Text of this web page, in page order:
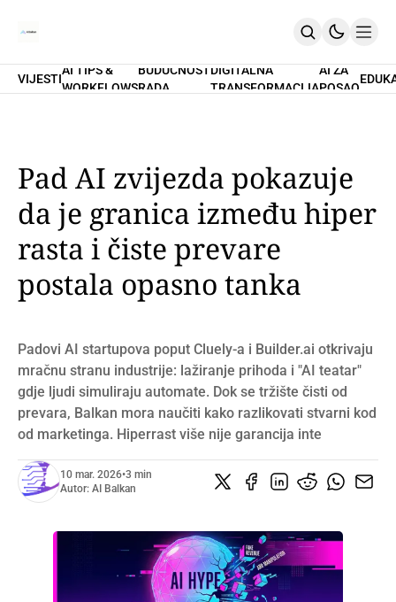
Home
PRETPLATI SE
VIJESTI
AI TIPS &
WORKFLOWS
BUDUĆNOST
RADA
DIGITALNA
TRANSFORMACIJA
AI ZA
POSAO
Pad AI zvijezda pokazuje
da je granica između hiper
rasta i čiste prevare
postala opasno tanka
Padovi AI startupova poput Cluely-a i Builder.ai otkrivaju
mračnu stranu industrije: lažiranje prihoda i "AI teatar"
gdje ljudi simuliraju automate. Dok se tržište čisti od
prevara, Balkan mora naučiti kako razlikovati stvarni kod
od marketinga. Hiperrast više nije garancija inte
10 mar. 2026•3 min
Autor: AI Balkan